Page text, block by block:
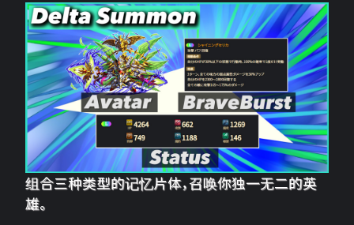
组合三种类型的记忆片体，召唤你独一无二的英
雄。